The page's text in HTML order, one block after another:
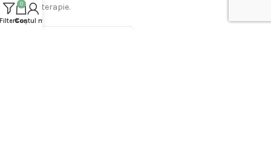
aromaterapie.
Filters
0
Coș
Contul meu